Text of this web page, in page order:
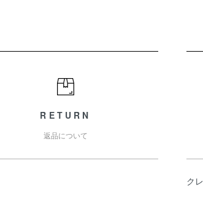
RETURN
返品について
ク